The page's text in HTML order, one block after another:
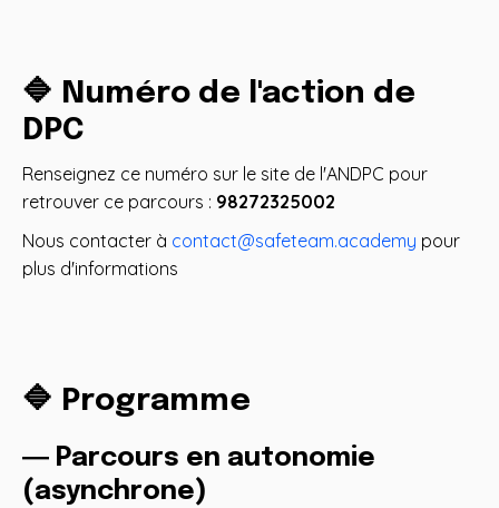
🔷 Numéro de l'action de
DPC
Renseignez ce numéro sur le site de l'ANDPC pour
retrouver ce parcours : 98272325002
Nous contacter à contact@safeteam.academy pour
plus d'informations
🔷 Programme
― Parcours en autonomie
(asynchrone)